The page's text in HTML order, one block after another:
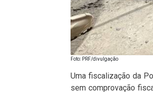
Foto: PRF/divulgação
Uma fiscalização da
sem comprovação